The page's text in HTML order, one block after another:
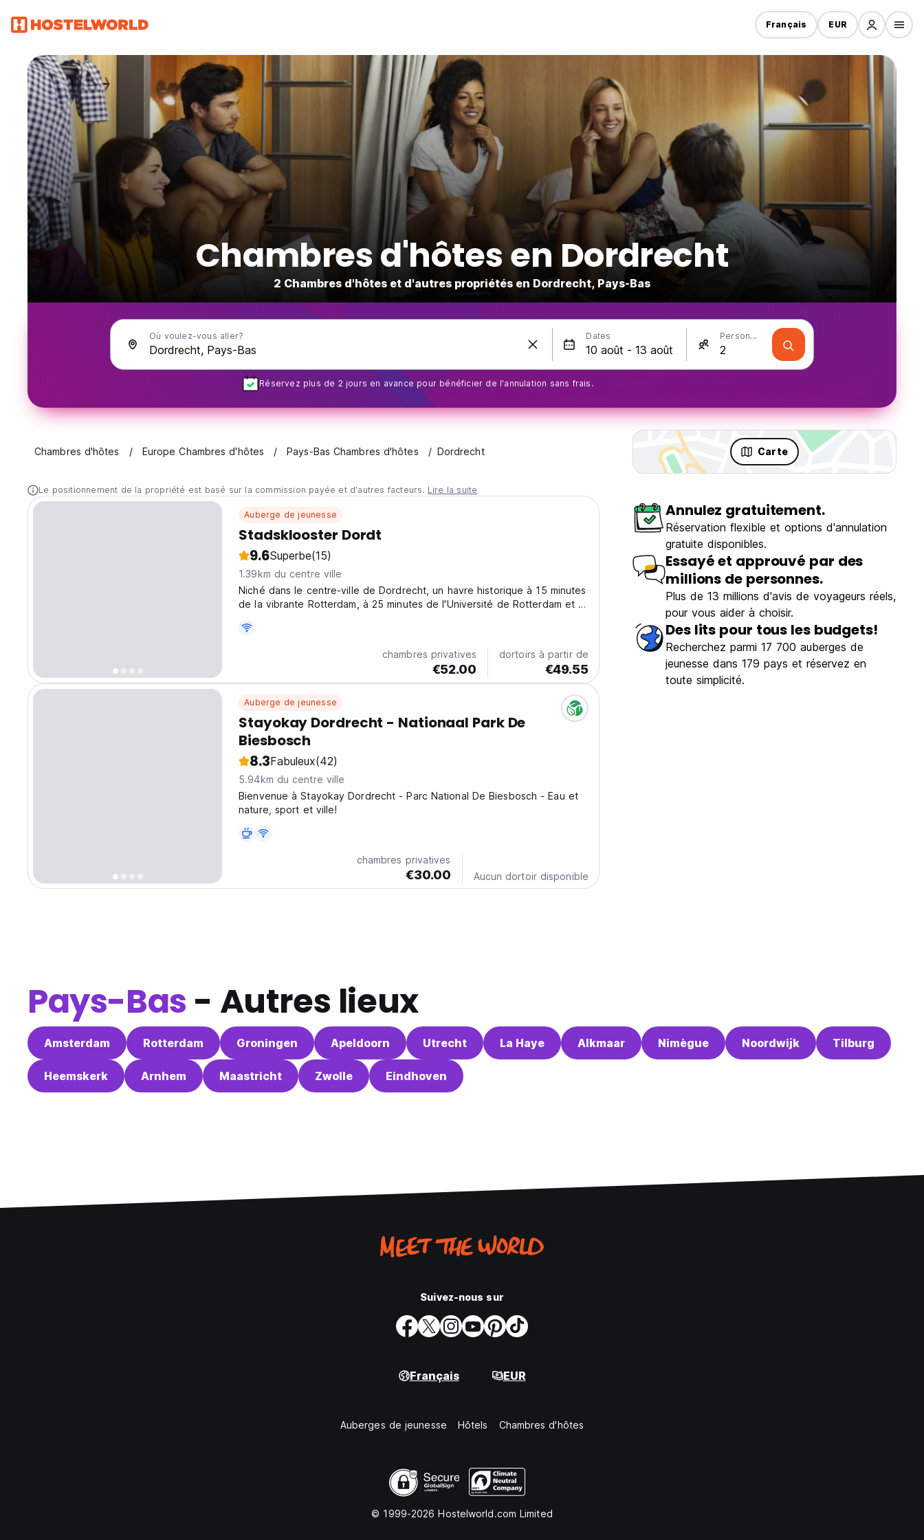
Français EUR
Chambres d'hôtes en Dordrecht
2 Chambres d'hôtes et d'autres propriétés en Dordrecht, Pays-Bas
Où voulez-vous aller? Dates Personnes
Réservez plus de 2 jours en avance pour bénéficier de l'annulation sans frais.
Chambres d'hôtes Europe Chambres d'hôtes Pays-Bas Chambres d'hôtes Dordrecht Carte
Le positionnement de la propriété est basé sur la commission payée et d'autres facteurs. Lire la suite
Auberge de jeunesse
Stadsklooster Dordt
9.6Superbe(15)
1.39km du centre ville
Niché dans le centre-ville de Dordrecht, un havre historique à 15 minutes
de la vibrante Rotterdam, à 25 minutes de l'Université de Rotterdam et à
chambres privatives
€52.00
dortoirs à partir de
€49.55
Auberge de jeunesse
Stayokay Dordrecht - Nationaal Park De
Biesbosch
8.3Fabuleux(42)
5.94km du centre ville
Bienvenue à Stayokay Dordrecht - Parc National De Biesbosch - Eau et
nature, sport et ville!
chambres privatives
€30.00 Aucun dortoir disponible
Annulez gratuitement.
Réservation flexible et options d'annulation
gratuite disponibles.
Essayé et approuvé par des
millions de personnes.
Plus de 13 millions d'avis de voyageurs réels,
pour vous aider à choisir.
Des lits pour tous les budgets!
Recherchez parmi 17 700 auberges de
jeunesse dans 179 pays et réservez en
toute simplicité.
Pays-Bas - Autres lieux
Amsterdam Rotterdam Groningen Apeldoorn Utrecht La Haye Alkmaar Nimègue Noordwijk Tilburg
Heemskerk Arnhem Maastricht Zwolle Eindhoven
Suivez-nous sur
Français EUR
Auberges de jeunesse Hôtels Chambres d'hôtes
© 1999-2026 Hostelworld.com Limited